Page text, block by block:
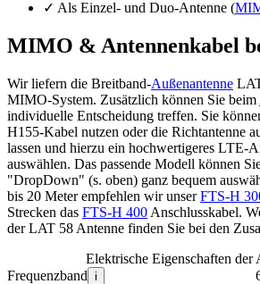
✓ Als Einzel- und Duo-Antenne (
MIMO & Antennenkabel
Wir liefern die Breitband-Außenantenne
MIMO-System. Zusätzlich können Sie beim
individuelle Entscheidung treffen. Sie
H155-Kabel nutzen oder die Richtantenne
lassen und hierzu ein hochwertigeres LTE-
auswählen. Das passende Modell können
"DropDown" (s. oben) ganz bequem
bis 20 Meter empfehlen wir unserFTS-H
Strecken das FTS-H 400 Anschlusskabel.
der LAT 58 Antenne finden Sie bei den
Elektrische Eigenschaften der
Frequenzband i